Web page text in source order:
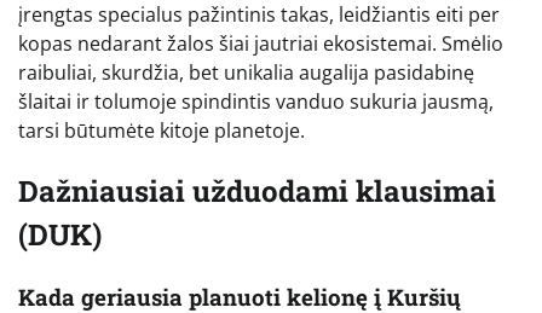
įrengtas specialus pažintinis takas, leidžiantis eiti per
kopas nedarant žalos šiai jautriai ekosistemai. Smėlio
raibuliai, skurdžia, bet unikalia augalija pasidabinę
šlaitai ir tolumoje spindintis vanduo sukuria jausmą,
tarsi būtumėte kitoje planetoje.
Dažniausiai užduodami klausimai
(DUK)
Kada geriausia planuoti kelionę į Kuršių